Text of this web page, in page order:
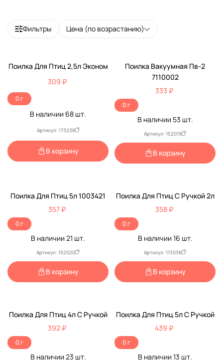
Фильтры Цена (по возрастанию)
Поилка Для Птиц 2,5л Эконом
309 ₽
0 г
В наличии 68 шт.
Артикул: 173238
В корзину
Поилка Вакуумная Пв-2
7110002
333 ₽
0 г
В наличии 53 шт.
Артикул: 152019
В корзину
Поилка Для Птиц 5л 1003421
357 ₽
0 г
В наличии 21 шт.
Артикул: 152020
В корзину
Поилка Для Птиц С Ручкой 2л
358 ₽
0 г
В наличии 16 шт.
Артикул: 113038
В корзину
Поилка Для Птиц 4л С Ручкой
392 ₽
0 г
В наличии 23 шт.
Поилка Для Птиц 5л С Ручкой
439 ₽
0 г
В наличии 13 шт.